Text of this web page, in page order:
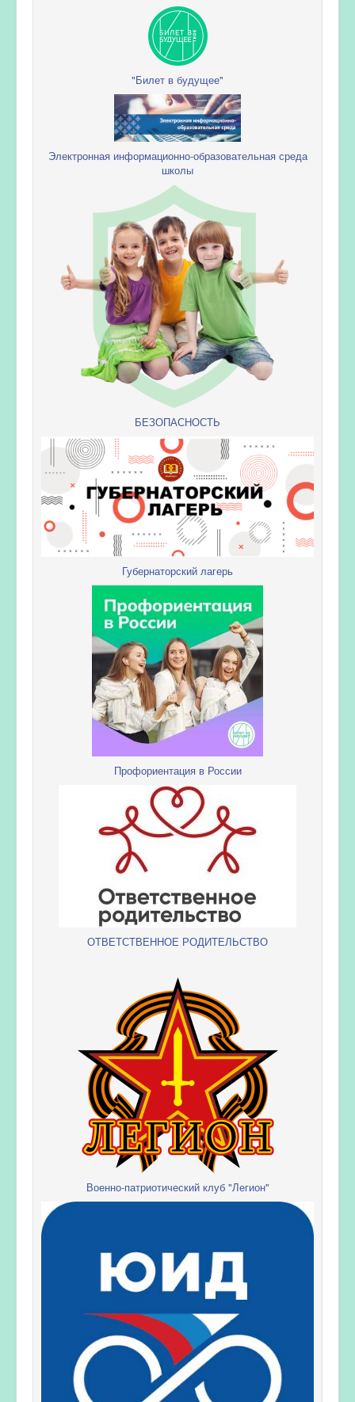
"Билет в будущее"
Электронная информационно-образовательная среда
школы
БЕЗОПАСНОСТЬ
Губернаторский лагерь
Профориентация в России
ОТВЕТСТВЕННОЕ РОДИТЕЛЬСТВО
Военно-патриотический клуб "Легион"